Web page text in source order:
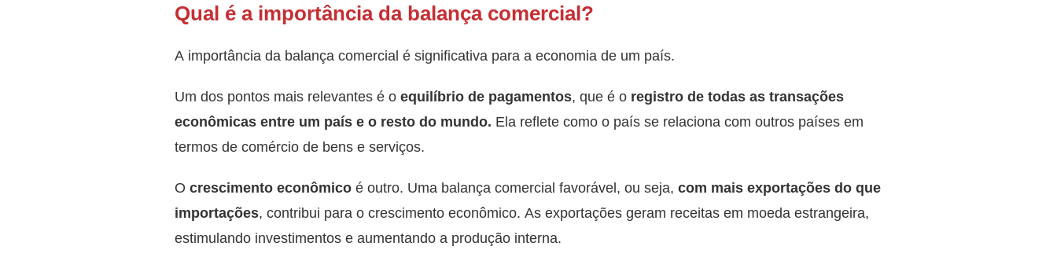
Qual é a importância da balança comercial?
A importância da balança comercial é significativa para a economia de um país.
Um dos pontos mais relevantes é o equilíbrio de pagamentos, que é o registro de todas as transações
econômicas entre um país e o resto do mundo. Ela reflete como o país se relaciona com outros países em
termos de comércio de bens e serviços.
O crescimento econômico é outro. Uma balança comercial favorável, ou seja, com mais exportações do que
importações, contribui para o crescimento econômico. As exportações geram receitas em moeda estrangeira,
estimulando investimentos e aumentando a produção interna.